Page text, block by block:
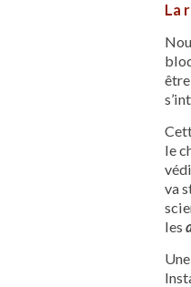
La
le
va
les